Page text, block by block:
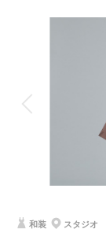
髪飾り/ / スタジオ使
ウェルカムボードや
TVBならではの屋内
神戸店には和室は
和装 スタジオ